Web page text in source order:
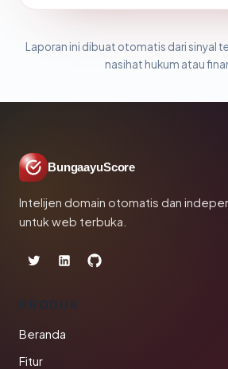
Laporan ini dibuat otomatis dari sinyal
nasihat hukum atau
BungaayuScore
Intelijen domain otomatis dan
untuk web terbuka.
PRODUK
Beranda
Fitur